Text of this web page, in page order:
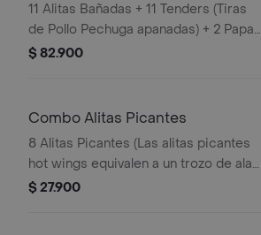
11 Alitas Bañadas + 11 Tenders (Tiras
de Pollo Pechuga apanadas) + 2 Papas
Pequeñas + 1 Balde de Salsa 100g + 1
$ 82.900
Combo Alitas Picantes
8 Alitas Picantes (Las alitas picantes
hot wings equivalen a un trozo de ala)
+ 1 Papa Pequeña + 1 Gaseosa PET
$ 27.900